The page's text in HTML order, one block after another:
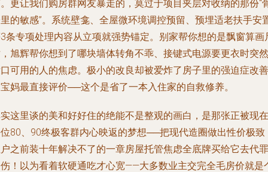
更让我们购房群网友暴走的，莫过于项目夹层对收纳的那份“
的敏感”。系统壁龛、全屋微环境调控预留、预埋适老扶手安
条专项处理内容从立项就强势锚定。别家帮你想的是飘窗算画
旭辉帮你想到了哪块墙体转角不乖、接键式电源要更衣时突然
可用的人的焦虑。极小的改良却被爱炸了房子里的强迫症改善
妈最直接评价──这个是省了一本入住家的自救修养。
这里谈的美和好好住的绝能不是整观的画白，是那张正被现在
80、90终极客群内心映返的梦想──把现代造圈做出性价极致
之前装十年解决不了的一章房屋托管焦虑全底牌买给它去代罪
！以为看着软硬通吃才心宽——大多数业主交完全毛房价就是